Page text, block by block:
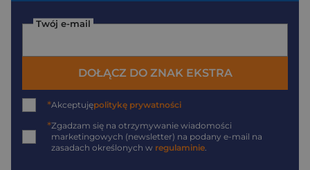
Twój e-mail
DOŁĄCZ DO ZNAK EKSTRA
*Akceptujępolitykę prywatności
*Zgadzam się na otrzymywanie wiadomości
marketingowych (newsletter) na podany e-mail na
zasadach określonych w regulaminie.